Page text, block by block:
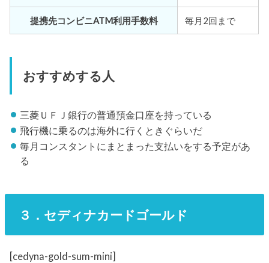
提携先コンビニATM利用手数料 毎月2回まで
おすすめする人
三菱ＵＦＪ銀行の普通預金口座を持っている
飛行機に乗るのは海外に行くときぐらいだ
毎月コンスタントにまとまった支払いをする予定があ
る
３．セディナカードゴールド
[cedyna-gold-sum-mini]